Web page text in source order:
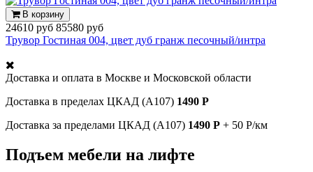
В корзину
24610 руб 85580 руб
Трувор Гостиная 004, цвет дуб гранж песочный/интра
Доставка и оплата в Москве и Московской области
Доставка в пределах ЦКАД (А107) 1490 Р
Доставка за пределами ЦКАД (А107) 1490 Р + 50 Р/км
Подъем мебели на лифте